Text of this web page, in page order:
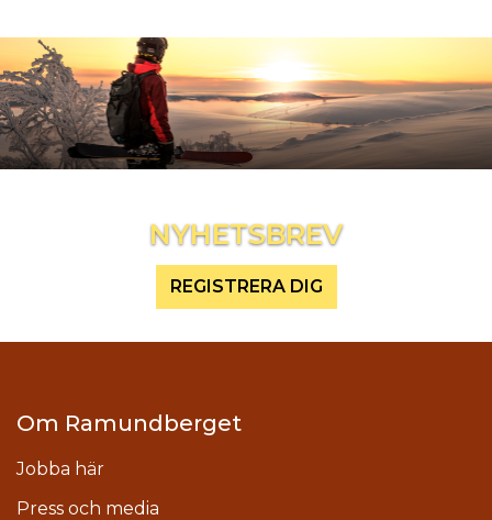
NYHETSBREV
REGISTRERA DIG
Om Ramundberget
Jobba här
Press och media